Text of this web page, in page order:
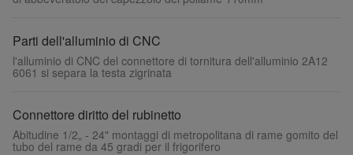
Parti dell'alluminio di CNC
l'alluminio di CNC del connettore di tornitura dell'alluminio 2A12
6061 si separa la testa zigrinata
Connettore diritto del rubinetto
Abitudine 1/2„ - 24" montaggi di metropolitana di rame gomito del
tubo del rame da 45 gradi per il frigorifero